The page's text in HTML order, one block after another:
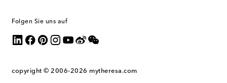
Folgen Sie uns auf
copyright © 2006-2026 mytheresa.com